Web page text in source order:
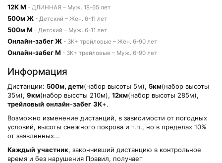
12К М - ДЛИННАЯ – Муж. 18-65 лет
500м Ж - Детский – Жен. 6-11 лет
500м М - Детский – Муж. 6-11 лет
Онлайн-забег Ж - 3К+ трейловые – Жен. 6-90 лет
Онлайн-забег М - 3К+ трейловые – Муж. 6-90 лет
Информация
Дистанции: 500м, дети(набор высоты 5м), 5км(набор высоты
35м), 9км(набор высоты 210м), 12км(набор высоты 285м),
трейловый онлайн-забег 3К+.
Возможно изменение дистанций, в зависимости от погодных
условий, высоты снежного покрова и т.п., но в пределах 10%
от заявленных...
Каждый участник, закончивший дистанцию в контрольное
время и без нарушения Правил, получает